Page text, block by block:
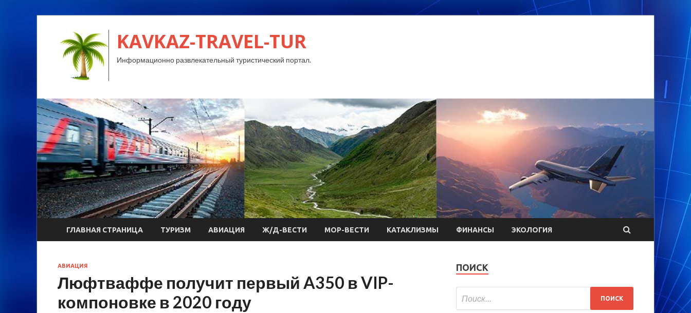
KAVKAZ-TRAVEL-TUR
Информационно развлекательный туристический портал.
ГЛАВНАЯ СТРАНИЦА ТУРИЗМ АВИАЦИЯ Ж/Д-ВЕСТИ МОР-ВЕСТИ КАТАКЛИЗМЫ ФИНАНСЫ ЭКОЛОГИЯ
АВИАЦИЯ
Люфтваффе получит первый A350 в VIP-
компоновке в 2020 году
ПОИСК